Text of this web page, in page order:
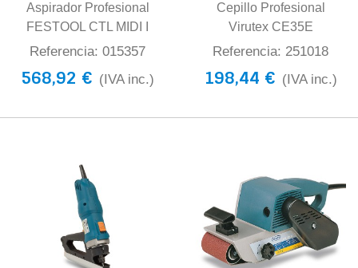
Aspirador Profesional
FESTOOL CTL MIDI I
Referencia: 015357
568,92 € (IVA inc.)
Cepillo Profesional
Virutex CE35E
Referencia: 251018
198,44 € (IVA inc.)